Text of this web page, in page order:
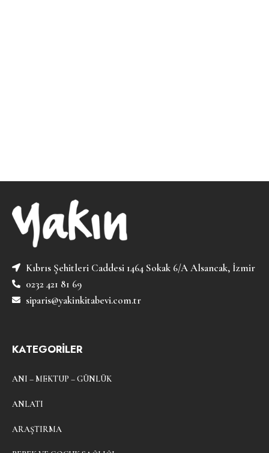
Kıbrıs Şehitleri Caddesi 1464 Sokak 6/A Alsancak, İzmir
0232 421 81 69
siparis@yakinkitabevi.com.tr
KATEGORİLER
ANI – MEKTUP – GÜNLÜK
ANLATI
ARAŞTIRMA